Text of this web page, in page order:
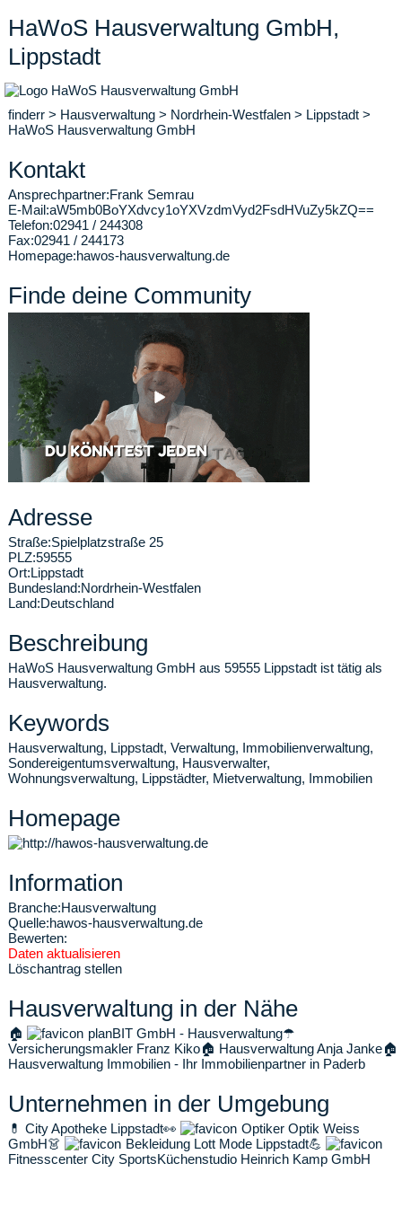
HaWoS Hausverwaltung GmbH,
Lippstadt
finderr > Hausverwaltung > Nordrhein-Westfalen > Lippstadt >
HaWoS Hausverwaltung GmbH
Kontakt
Ansprechpartner:Frank Semrau
E-Mail:aW5mb0BoYXdvcy1oYXVzdmVyd2FsdHVuZy5kZQ==
Telefon:02941 / 244308
Fax:02941 / 244173
Homepage:hawos-hausverwaltung.de
Finde deine Community
Adresse
Straße:Spielplatzstraße 25
PLZ:59555
Ort:Lippstadt
Bundesland:Nordrhein-Westfalen
Land:Deutschland
Beschreibung
HaWoS Hausverwaltung GmbH aus 59555 Lippstadt ist tätig als
Hausverwaltung.
Keywords
Hausverwaltung, Lippstadt, Verwaltung, Immobilienverwaltung,
Sondereigentumsverwaltung, Hausverwalter,
Wohnungsverwaltung, Lippstädter, Mietverwaltung, Immobilien
Homepage
Information
Branche:Hausverwaltung
Quelle:hawos-hausverwaltung.de
Bewerten:
Daten aktualisieren
Löschantrag stellen
Hausverwaltung in der Nähe
🏠 planBIT GmbH - Hausverwaltung☂
Versicherungsmakler Franz Kiko🏠 Hausverwaltung Anja Janke🏠
Hausverwaltung Immobilien - Ihr Immobilienpartner in Paderb
Unternehmen in der Umgebung
💊 City Apotheke Lippstadt👀
Optiker Optik Weiss
GmbH👗 Bekleidung Lott Mode Lippstadt💪
Fitnesscenter City SportsKüchenstudio Heinrich Kamp GmbH